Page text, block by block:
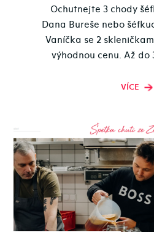
Ochutnejte 3 chody
Dana Bureše nebo
Vaníčka se 2
výhodnou cenu. Až do
VÍCE